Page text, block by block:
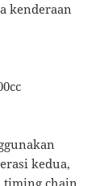
kenderaan
kedua,